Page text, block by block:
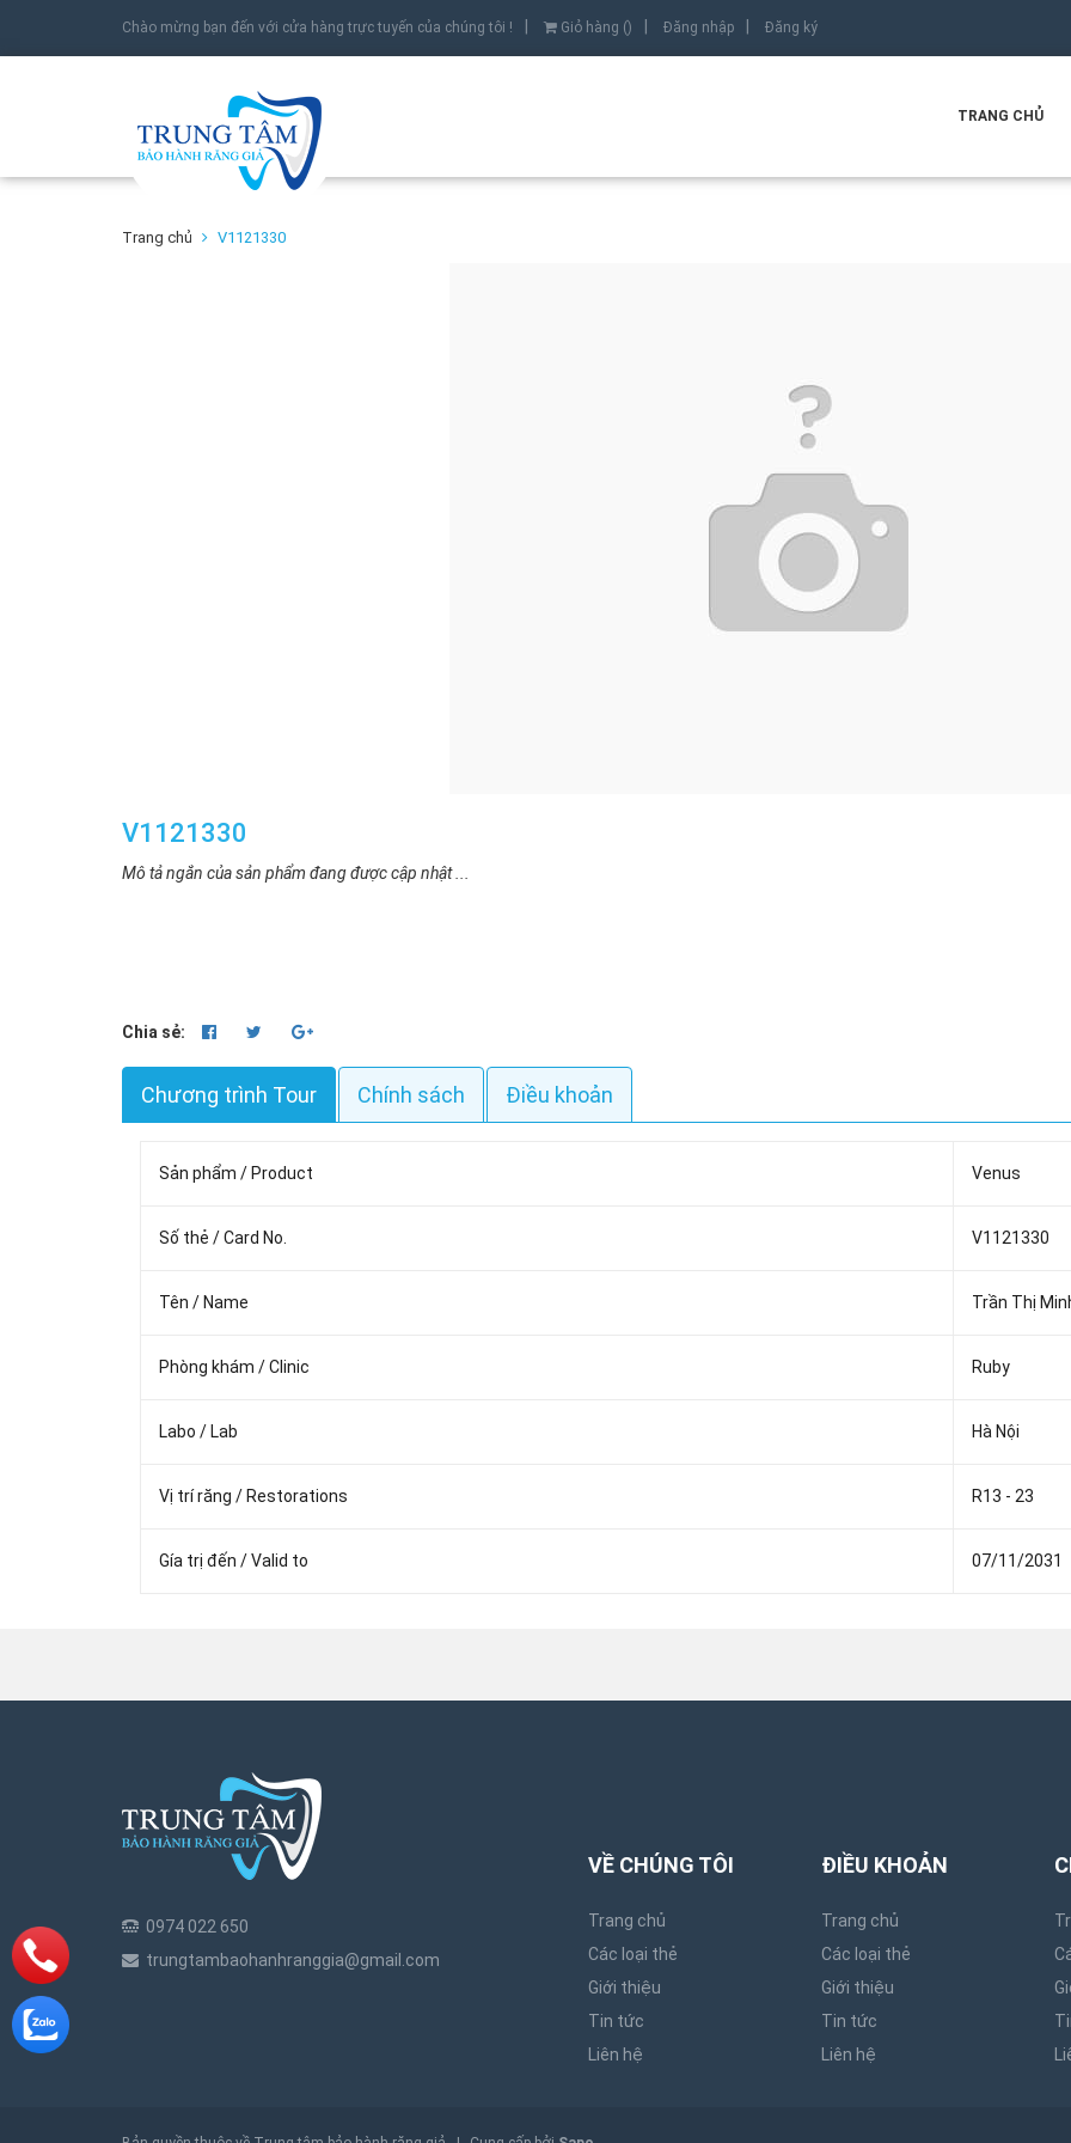
Chào mừng bạn đến với cửa hàng trực tuyến của chúng tôi ! Giỏ hàng () Đăng nhập Đăng ký
TRANG CHỦ
Trang chủ V1121330
V1121330
Mô tả ngắn của sản phẩm đang được cập nhật ...
Chia sẻ:
Chương trình Tour Chính sách Điều khoản
Sản phẩm / Product Venus
Số thẻ / Card No. V1121330
Tên / Name Trần Thị
Phòng khám / Clinic Ruby
Labo / Lab Hà Nội
Vị trí răng / Restorations R13 - 23
Gía trị đến / Valid to 07/11/2031
0974 022 650
trungtambaohanhranggia@gmail.com
VỀ CHÚNG TÔI
Trang chủ
Các loại thẻ
Giới thiệu
Tin tức
Liên hệ
ĐIỀU KHOẢN
Trang chủ
Các loại thẻ
Giới thiệu
Tin tức
Liên hệ